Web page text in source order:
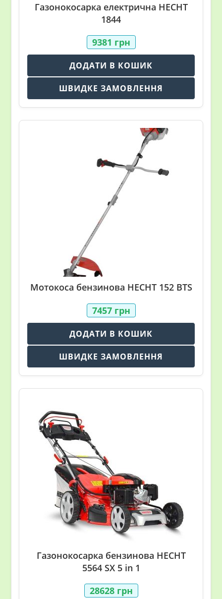
Газонокосарка електрична HECHT
1844
9381 грн
ДОДАТИ В КОШИК
ШВИДКЕ ЗАМОВЛЕННЯ
Мотокоса бензинова HECHT 152 BTS
7457 грн
ДОДАТИ В КОШИК
ШВИДКЕ ЗАМОВЛЕННЯ
Газонокосарка бензинова HECHT
5564 SX 5 in 1
28628 грн